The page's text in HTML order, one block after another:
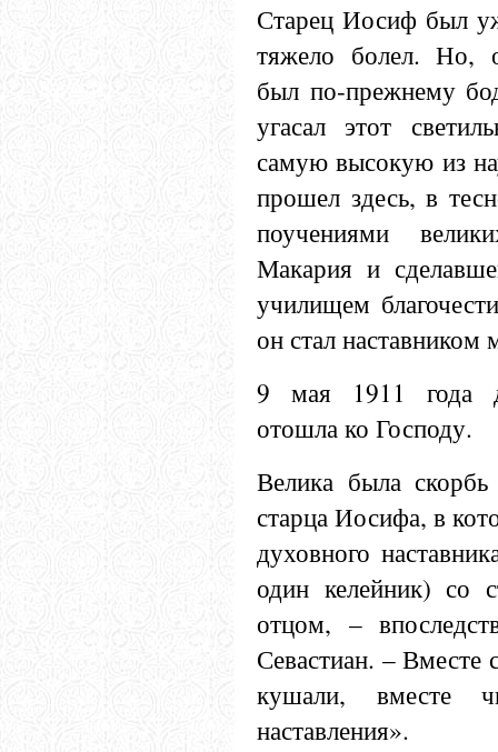
Старец Иосиф был
тяжело болел. Но,
был по-прежнему
угасал этот
самую высокую из
прошел здесь, в
поучениями
Макария и
училищем
он стал наставником
9 мая 1911 года
отошла ко Господу.
Велика была
старца Иосифа, в
духовного
один келейник) со
отцом, –
Севастиан. – Вместе
кушали, вместе
наставления».